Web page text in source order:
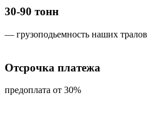
30-90 тонн
— грузоподьемность наших тралов
Отсрочка платежа
предоплата от 30%